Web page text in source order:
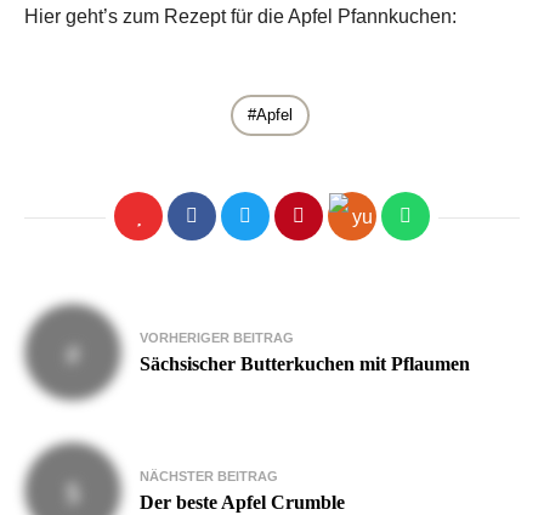
Hier geht’s zum Rezept für die Apfel Pfannkuchen:
Apfel
Beitragsnavigation
VORHERIGER BEITRAG
Sächsischer Butterkuchen mit Pflaumen
NÄCHSTER BEITRAG
Der beste Apfel Crumble